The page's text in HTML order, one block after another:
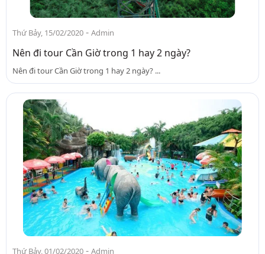
Thứ Bảy, 15/02/2020 - Admin
Nên đi tour Cần Giờ trong 1 hay 2 ngày?
Nên đi tour Cần Giờ trong 1 hay 2 ngày? ...
Thứ Bảy, 01/02/2020 - Admin